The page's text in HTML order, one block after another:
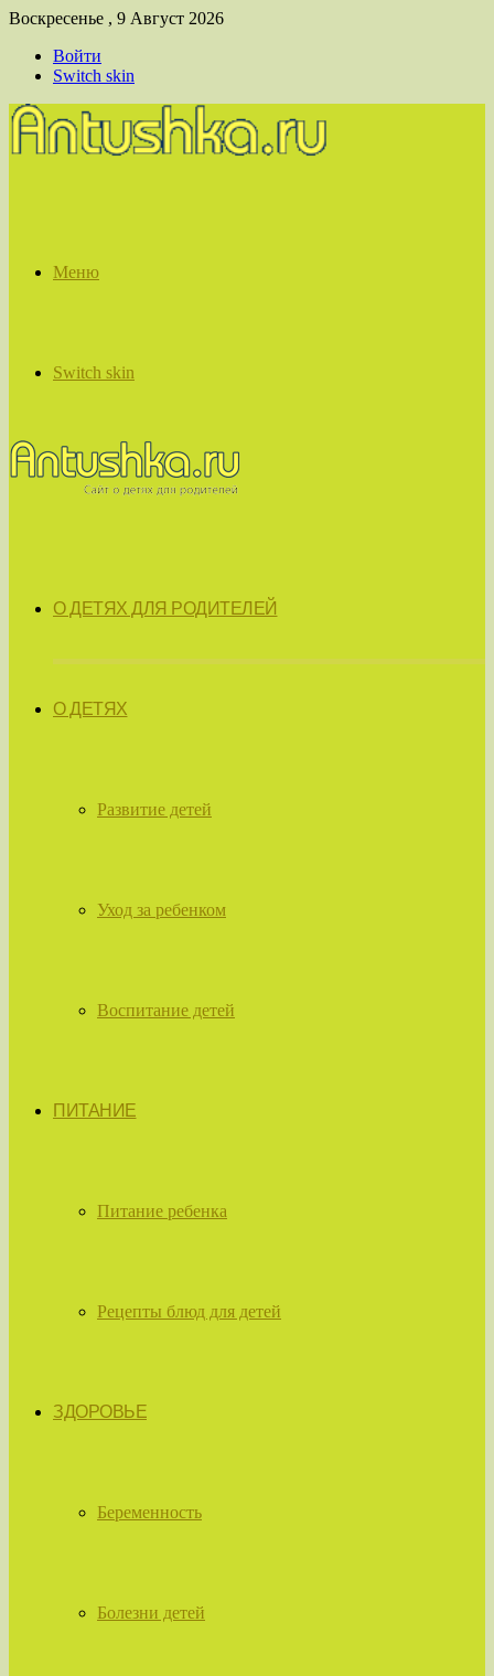
Воскресенье , 9 Август 2026
Войти
Switch skin
Меню
Switch skin
О ДЕТЯХ ДЛЯ РОДИТЕЛЕЙ
О ДЕТЯХ
Развитие детей
Уход за ребенком
Воспитание детей
ПИТАНИЕ
Питание ребенка
Рецепты блюд для детей
ЗДОРОВЬЕ
Беременность
Болезни детей